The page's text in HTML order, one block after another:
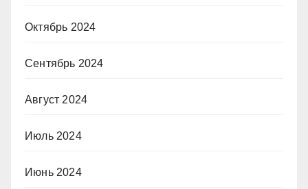
Октябрь 2024
Сентябрь 2024
Август 2024
Июль 2024
Июнь 2024